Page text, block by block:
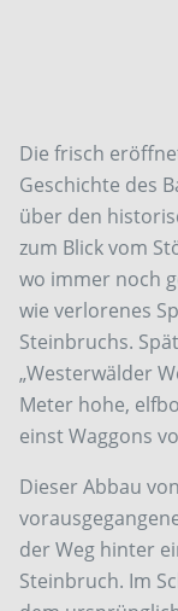
Die frisch
Geschichte des
über den
zum Blick vom
wo immer noch
wie verlorenes
Steinbruchs.
„Westerwälder
Meter hohe,
einst Waggons
Dieser Abbau
der Weg hinter
Steinbruch. Im